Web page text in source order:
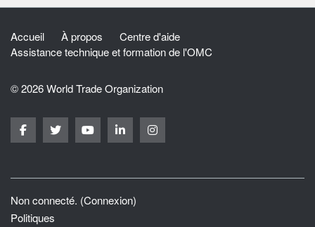
Accueil À propos
Centre d'aide
Assistance technique et formation de l'OMC
© 2026 World Trade Organization
Non connecté. (Connexion)
Politiques